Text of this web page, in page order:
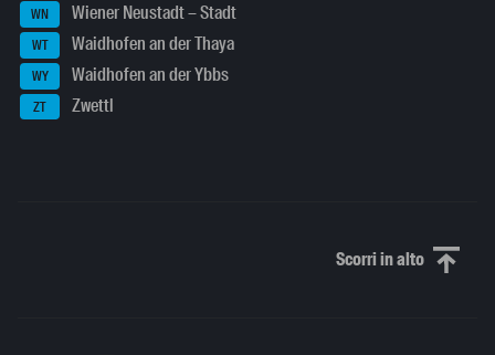
WN Wiener Neustadt – Stadt
WT Waidhofen an der Thaya
WY Waidhofen an der Ybbs
ZT Zwettl
Scorri in altoScorri in alto